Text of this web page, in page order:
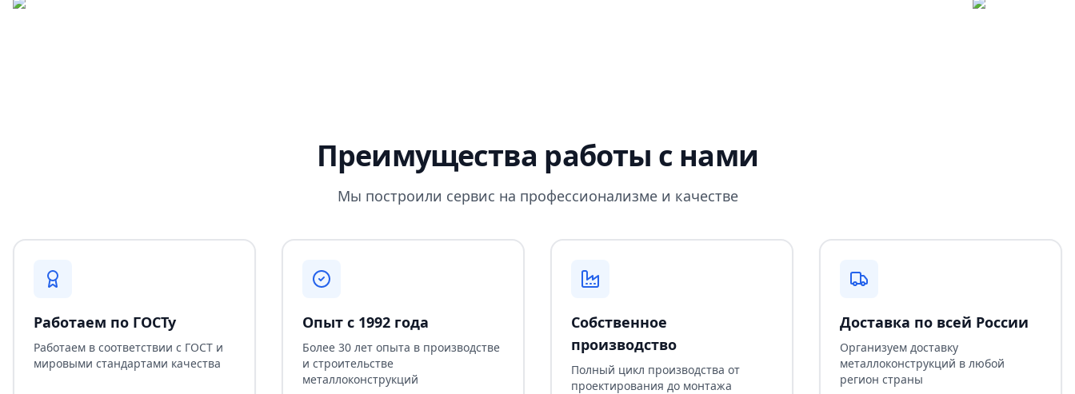
Преимущества работы с нами
Мы построили сервис на профессионализме и качестве
Работаем по ГОСТу
Работаем в соответствии с ГОСТ и
мировыми стандартами качества
Опыт с 1992 года
Более 30 лет опыта в производстве
и строительстве
металлоконструкций
Собственное
производство
Полный цикл производства от
проектирования до монтажа
Доставка по всей России
Организуем доставку
металлоконструкций в любой
регион страны